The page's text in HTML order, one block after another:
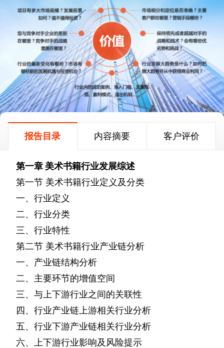
报告目录 内容摘要 客户评价
第一章 美术书籍行业发展综述
第一节 美术书籍行业定义及分类
一、行业定义
二、行业分类
三、行业特性
第二节 美术书籍行业产业链分析
一、产业链结构分析
二、主要环节的增值空间
三、与上下游行业之间的关联性
四、行业产业链上游相关行业分析
五、行业下游产业链相关行业分析
六、上下游行业影响及风险提示